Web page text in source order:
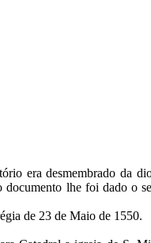
era desmembrado da
documento lhe foi dado o
de 23 de Maio de 1550.